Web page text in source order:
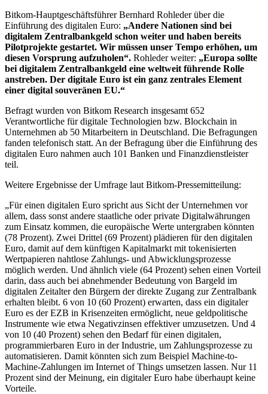
Bitkom-Hauptgeschäftsführer Bernhard Rohleder über die
Einführung des digitalen Euro: „Andere Nationen sind bei
digitalem Zentralbankgeld schon weiter und haben bereits
Pilotprojekte gestartet. Wir müssen unser Tempo erhöhen, um
diesen Vorsprung aufzuholen“. Rohleder weiter: „Europa sollte
bei digitalem Zentralbankgeld eine weltweit führende Rolle
anstreben. Der digitale Euro ist ein ganz zentrales Element
einer digital souveränen EU.“
Befragt wurden von Bitkom Research insgesamt 652
Verantwortliche für digitale Technologien bzw. Blockchain in
Unternehmen ab 50 Mitarbeitern in Deutschland. Die Befragungen
fanden telefonisch statt. An der Befragung über die Einführung des
digitalen Euro nahmen auch 101 Banken und Finanzdienstleister
teil.
Weitere Ergebnisse der Umfrage laut Bitkom-Pressemitteilung:
„Für einen digitalen Euro spricht aus Sicht der Unternehmen vor
allem, dass sonst andere staatliche oder private Digitalwährungen
zum Einsatz kommen, die europäische Werte untergraben könnten
(78 Prozent). Zwei Drittel (69 Prozent) plädieren für den digitalen
Euro, damit auf dem künftigen Kapitalmarkt mit tokenisierten
Wertpapieren nahtlose Zahlungs- und Abwicklungsprozesse
möglich werden. Und ähnlich viele (64 Prozent) sehen einen Vorteil
darin, dass auch bei abnehmender Bedeutung von Bargeld im
digitalen Zeitalter den Bürgern der direkte Zugang zur Zentralbank
erhalten bleibt. 6 von 10 (60 Prozent) erwarten, dass ein digitaler
Euro es der EZB in Krisenzeiten ermöglicht, neue geldpolitische
Instrumente wie etwa Negativzinsen effektiver umzusetzen. Und 4
von 10 (40 Prozent) sehen den Bedarf für einen digitalen,
programmierbaren Euro in der Industrie, um Zahlungsprozesse zu
automatisieren. Damit könnten sich zum Beispiel Machine-to-
Machine-Zahlungen im Internet of Things umsetzen lassen. Nur 11
Prozent sind der Meinung, ein digitaler Euro habe überhaupt keine
Vorteile.